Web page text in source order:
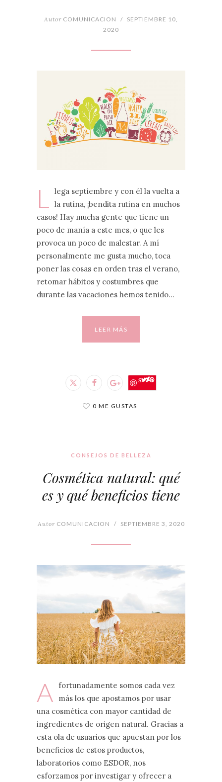
Autor COMUNICACION / SEPTIEMBRE 10,
2020
L
lega septiembre y con él la vuelta a
la rutina, ¡bendita rutina en muchos
casos! Hay mucha gente que tiene un
poco de manía a este mes, o que les
provoca un poco de malestar. A mí
personalmente me gusta mucho, toca
poner las cosas en orden tras el verano,
retomar hábitos y costumbres que
durante las vacaciones hemos tenido…
LEER MÁS
Save
0 ME GUSTAS
CONSEJOS DE BELLEZA
Cosmética natural: qué
es y qué beneficios tiene
AutorCOMUNICACION / SEPTIEMBRE 3, 2020
A
fortunadamente somos cada vez
más los que apostamos por usar
una cosmética con mayor cantidad de
ingredientes de origen natural. Gracias a
esta ola de usuarios que apuestan por los
beneficios de estos productos,
laboratorios como ESDOR, nos
esforzamos por investigar y ofrecer a